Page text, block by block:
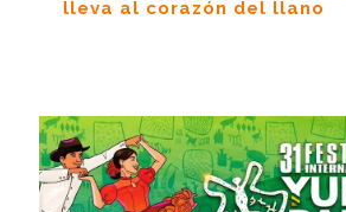
lleva al corazón del llano